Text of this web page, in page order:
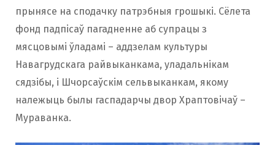
прынясе на сподачку патрэбныя грошыкі. Сёлета
фонд падпісаў пагадненне аб супрацы з
мясцовымі ўладамі – аддзелам культуры
Навагрудскага райвыканкама, уладальнікам
сядзібы, і Шчорсаўскім сельвыканкам, якому
належыць былы гаспадарчы двор Храптовічаў –
Мураванка.